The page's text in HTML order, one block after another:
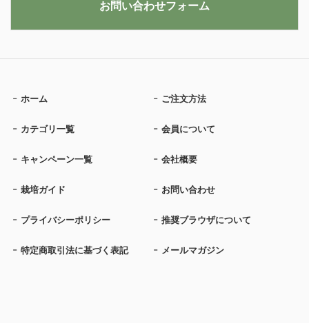
ホーム ご注文方法
カテゴリ一覧 会員について
キャンペーン一覧 会社概要
栽培ガイド お問い合わせ
プライバシーポリシー 推奨ブラウザについて
特定商取引法に基づく表記 メールマガジン
お問い合わせフォーム